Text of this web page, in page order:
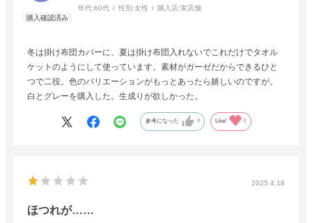
年代:60代 性別:女性 購入店:実店舗
冬は掛け布団カバーに、夏は掛け布団入れないでこれだけでタオル
ケットのようにして使っています。素材がガーゼだからできるひと
つで二役。色のバリエーションがもっとあったら嬉しいのですが。
白とグレーを購入した。生成りが欲しかった。
参考になった 0 Like! 0
2025.4.18
ほつれが……